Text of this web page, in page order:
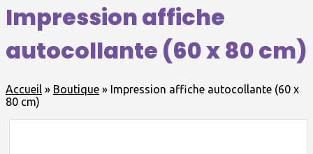
Impression affiche
autocollante (60 x 80 cm)
Accueil » Boutique » Impression affiche autocollante (60 x
80 cm)